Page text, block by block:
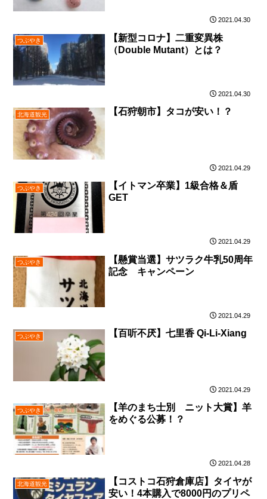
2021.04.30
つぶやき
【新型コロナ】二重変異株
（Double Mutant）とは？
2021.04.30
北海道観光 【石狩朝市】タコが安い！？
2021.04.29
つぶやき
【イトマン卒業】1級合格＆盾
GET
2021.04.29
つぶやき
【懸賞当選】サツラク牛乳50周年
記念 キャンペーン
2021.04.29
つぶやき 【百听不厌】七里香 Qi-Li-Xiang
2021.04.29
つぶやき
【羊のまち士別 ニット大賞】羊
をめぐる公募！？
2021.04.28
北海道観光
【コストコ石狩倉庫店】タイヤが
安い！4本購入で8000円のプリペ